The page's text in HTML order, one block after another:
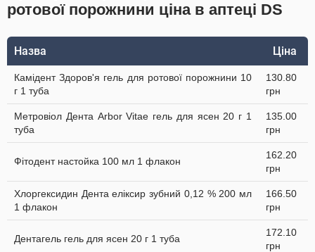
ротової порожнини ціна в аптеці DS
Назва Ціна
Камідент Здоров'я гель для ротової порожнини 10
г 1 туба
130.80
грн
Метровіол Дента Arbor Vitae гель для ясен 20 г 1
туба
135.00
грн
Фітодент настойка 100 мл 1 флакон
162.20
грн
Хлоргексидин Дента еліксир зубний 0,12 % 200 мл
1 флакон
166.50
грн
Дентагель гель для ясен 20 г 1 туба
172.10
грн